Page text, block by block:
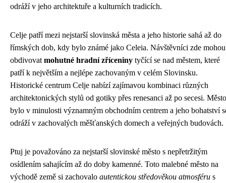
odráží v jeho architektuře a kulturních tradicích.
Celje patří mezi nejstarší slovinská města a jeho historie sahá až do
římských dob, kdy bylo známé jako Celeia. Návštěvníci zde mohou
obdivovat mohutné hradní zříceniny tyčící se nad městem, které
patří k největším a nejlépe zachovaným v celém Slovinsku.
Historické centrum Celje nabízí zajímavou kombinaci různých
architektonických stylů od gotiky přes renesanci až po secesi. Město
bylo v minulosti významným obchodním centrem a jeho bohatství
odráží v zachovalých měšťanských domech a veřejných budovách.
Ptuj je považováno za nejstarší slovinské město s nepřetržitým
osídlením sahajícím až do doby kamenné. Toto malebné město na
východě země si zachovalo autentickou středověkou atmosféru s